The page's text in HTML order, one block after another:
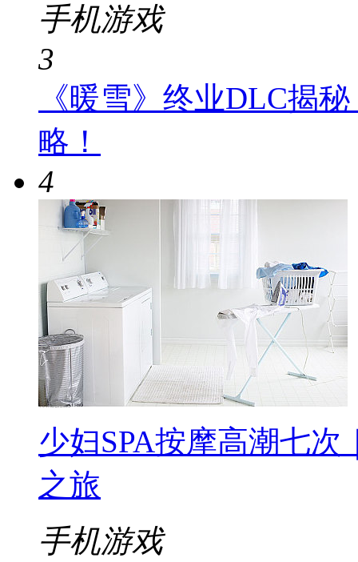
手机游戏
3
《暖雪》终业DLC揭
略！
4
少妇SPA按摩高潮七次
之旅
手机游戏